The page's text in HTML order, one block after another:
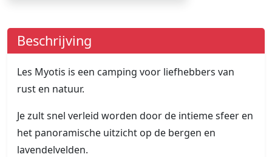
Beschrijving
Les Myotis is een camping voor liefhebbers van
rust en natuur.
Je zult snel verleid worden door de intieme sfeer en
het panoramische uitzicht op de bergen en
lavendelvelden.